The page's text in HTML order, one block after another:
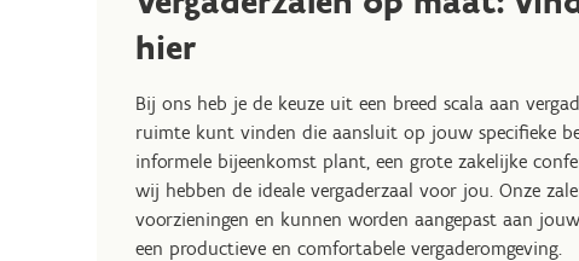
hier
Bij ons heb je de keuze uit een breed scala aan
ruimte kunt vinden die aansluit op jouw specifieke
informele bijeenkomst plant, een grote zakelijke
wij hebben de ideale vergaderzaal voor jou. Onze
voorzieningen en kunnen worden aangepast aan
een productieve en comfortabele vergaderomgeving.